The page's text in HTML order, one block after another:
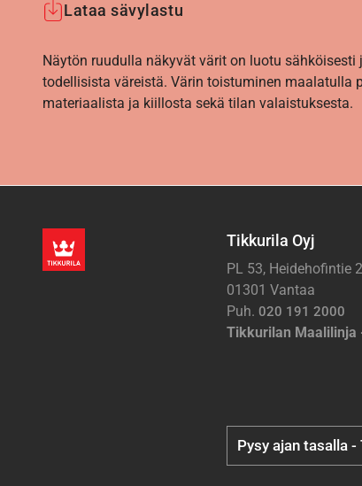
Lataa sävylastu
Näytön ruudulla näkyvät värit on luotu
todellisista väreistä. Värin toistuminen maalatulla
materiaalista ja kiillosta sekä tilan valaistuksesta.
Tikkurila Oyj
PL 53, Heidehofintie 2
01301 Vantaa
Puh. 020 191 2000
Tikkurilan Maalilinja
Pysy ajan tasalla